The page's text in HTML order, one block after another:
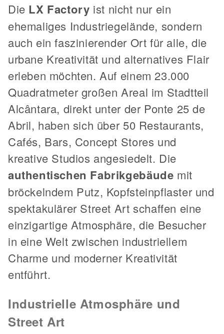
Die LX Factory ist nicht nur ein
ehemaliges Industriegelände, sondern
auch ein faszinierender Ort für alle, die
urbane Kreativität und alternatives Flair
erleben möchten. Auf einem 23.000
Quadratmeter großen Areal im Stadtteil
Alcântara, direkt unter der Ponte 25 de
Abril, haben sich über 50 Restaurants,
Cafés, Bars, Concept Stores und
kreative Studios angesiedelt. Die
authentischen Fabrikgebäude mit
bröckelndem Putz, Kopfsteinpflaster und
spektakulärer Street Art schaffen eine
einzigartige Atmosphäre, die Besucher
in eine Welt zwischen industriellem
Charme und moderner Kreativität
entführt.
Industrielle Atmosphäre und
Street Art